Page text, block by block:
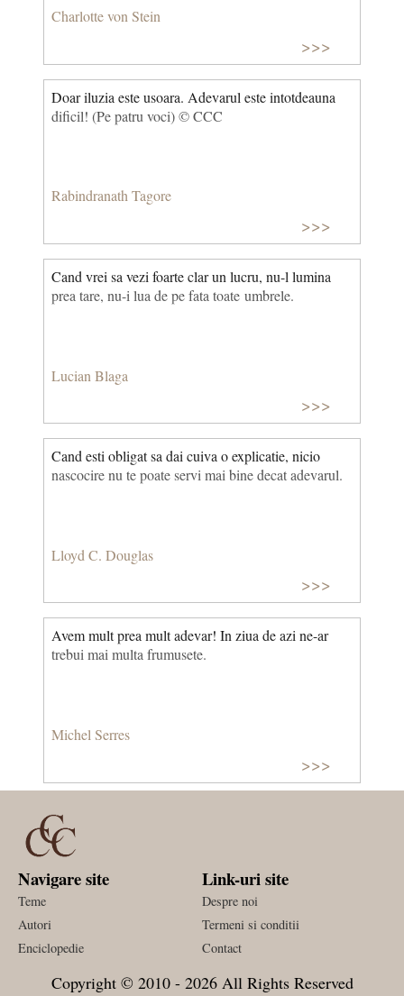
Charlotte von Stein
>>>
Doar iluzia este usoara. Adevarul este intotdeauna
dificil! (Pe patru voci) © CCC
Rabindranath Tagore
>>>
Cand vrei sa vezi foarte clar un lucru, nu-l lumina
prea tare, nu-i lua de pe fata toate umbrele.
Lucian Blaga
>>>
Cand esti obligat sa dai cuiva o explicatie, nicio
nascocire nu te poate servi mai bine decat adevarul.
Lloyd C. Douglas
>>>
Avem mult prea mult adevar! In ziua de azi ne-ar
trebui mai multa frumusete.
Michel Serres
>>>
Navigare site
Teme
Autori
Enciclopedie
Link-uri site
Despre noi
Termeni si conditii
Contact
Copyright © 2010 - 2026 All Rights Reserved